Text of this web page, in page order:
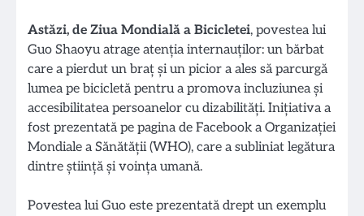
Astăzi, de Ziua Mondială a Bicicletei, povestea lui
Guo Shaoyu atrage atenția internauților: un bărbat
care a pierdut un braț și un picior a ales să parcurgă
lumea pe bicicletă pentru a promova incluziunea și
accesibilitatea persoanelor cu dizabilități. Inițiativa a
fost prezentată pe pagina de Facebook a Organizației
Mondiale a Sănătății (WHO), care a subliniat legătura
dintre știință și voința umană.
Povestea lui Guo este prezentată drept un exemplu